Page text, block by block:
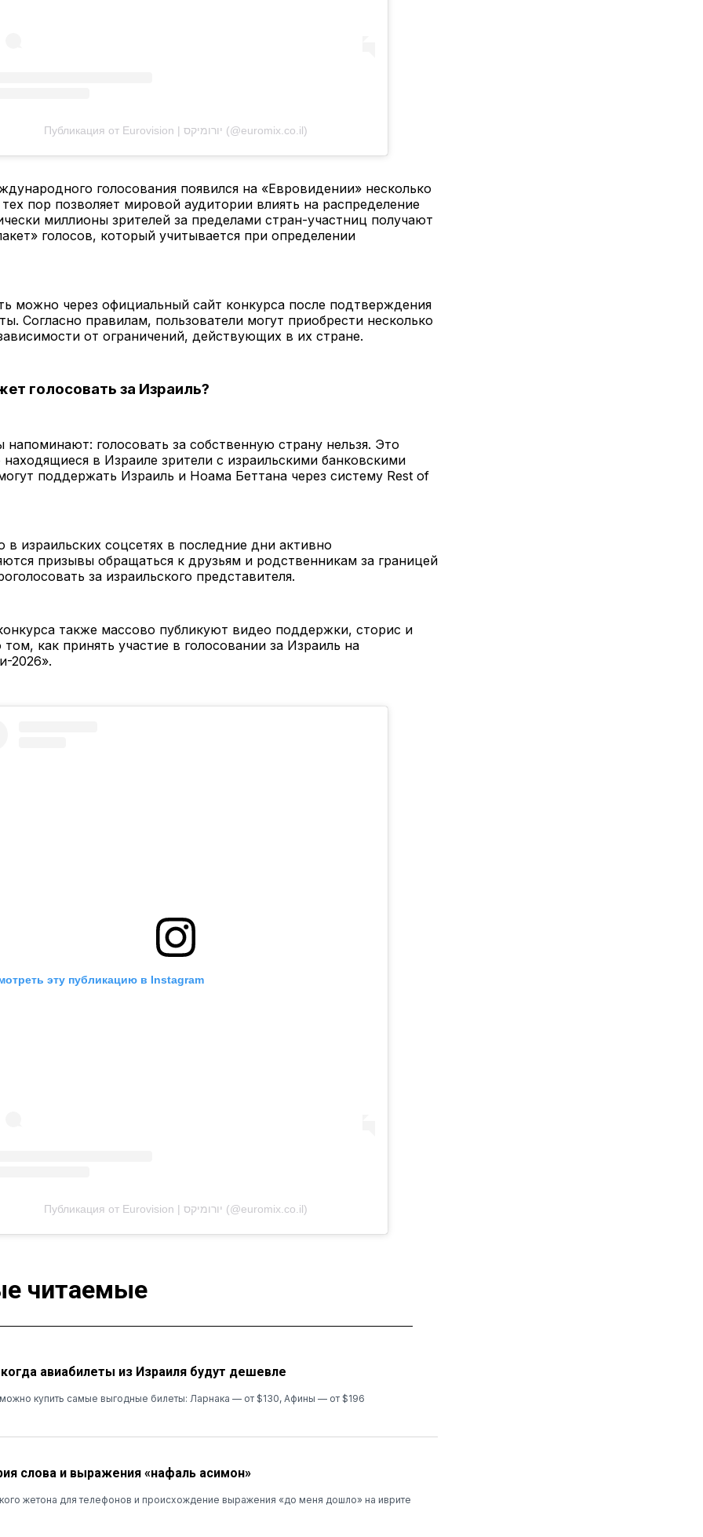
Публикация от Eurovision | יורומיקס (@euromix.co.il)
голосования появился на «Евровидении» несколько
пор позволяет мировой аудитории влиять на распределение
миллионы зрителей за пределами стран-участниц получают
голосов, который учитывается при определении
можно через официальный сайт конкурса после подтверждения
Согласно правилам, пользователи могут приобрести несколько
от ограничений, действующих в их стране.
голосовать за Израиль?
напоминают: голосовать за собственную страну нельзя. Это
находящиеся в Израиле зрители с израильскими банковскими
поддержать Израиль и Ноама Беттана через систему Rest of
в израильских соцсетях в последние дни активно
призывы обращаться к друзьям и родственникам за границей
за израильского представителя.
также массово публикуют видео поддержки, сторис и
как принять участие в голосовании за Израиль на
2026».
эту публикацию в Instagram
Публикация от Eurovision | יורומיקס (@euromix.co.il)
читаемые
авиабилеты из Израиля будут дешевле
купить самые выгодные билеты: Ларнака — от $130, Афины — от $196
слова и выражения «нафаль асимон»
жетона для телефонов и происхождение выражения «до меня дошло» на иврите